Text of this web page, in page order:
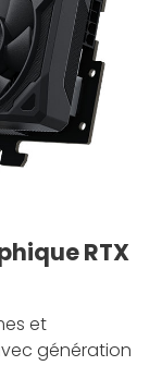
RTX
et
génération